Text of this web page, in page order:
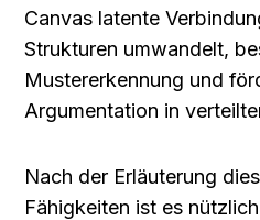
Canvas latente
Strukturen umwandelt,
Mustererkennung und
Argumentation in
Nach der Erläuterung
Fähigkeiten ist es